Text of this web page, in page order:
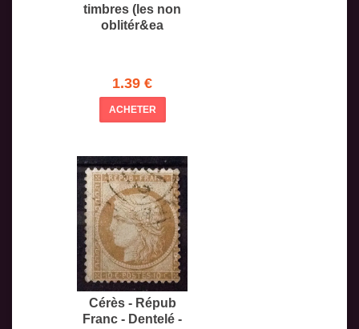
timbres (les non
oblitér&ea
1.39 €
ACHETER
Cérès - Répub
Franc - Dentelé -